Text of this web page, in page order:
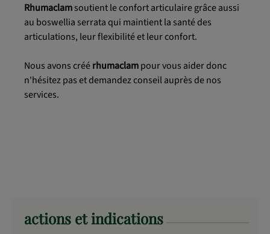
Rhumaclamsoutient le confort articulaire grâce aussi
au boswellia serrata qui maintient la santé des
articulations, leur flexibilité et leur confort.
Nous avons créérhumaclampour vous aider donc
n'hésitez pas et demandez conseil auprès de nos
services.
actions et indications